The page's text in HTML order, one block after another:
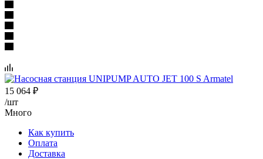
15 064 ₽
/шт
Много
Как купить
Оплата
Доставка